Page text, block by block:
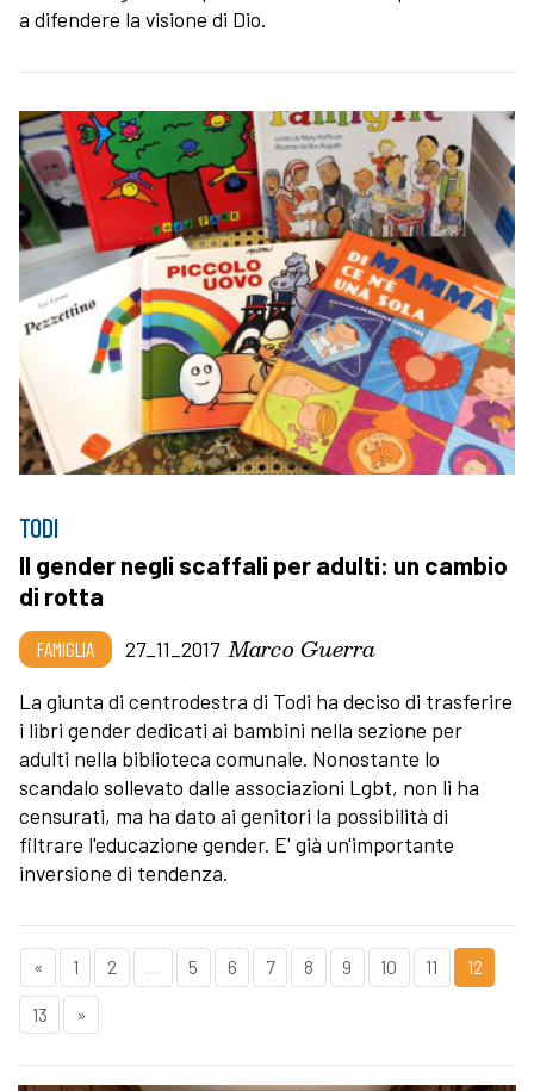
a difendere la visione di Dio.
TODI
Il gender negli scaffali per adulti: un cambio
di rotta
FAMIGLIA 27_11_2017 Marco Guerra
La giunta di centrodestra di Todi ha deciso di trasferire
i libri gender dedicati ai bambini nella sezione per
adulti nella biblioteca comunale. Nonostante lo
scandalo sollevato dalle associazioni Lgbt, non li ha
censurati, ma ha dato ai genitori la possibilità di
filtrare l'educazione gender. E' già un'importante
inversione di tendenza.
« 1 2 ... 5 6 7 8 9 10 11 12
13 »